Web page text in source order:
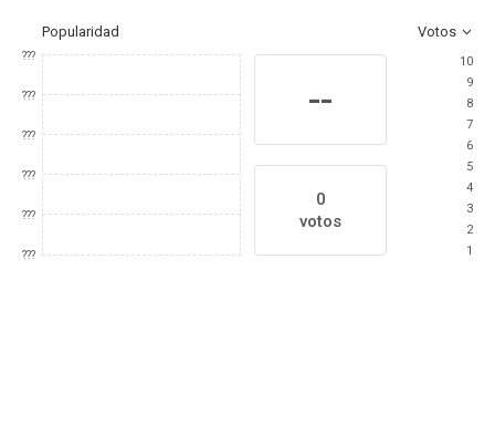
Popularidad Votos
???
???
???
???
???
???
--
0
votos
10
9
8
7
6
5
4
3
2
1